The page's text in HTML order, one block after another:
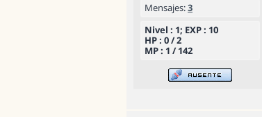
Mensajes:3
Nivel : 1; EXP : 10
HP : 0 / 2
MP : 1 / 142